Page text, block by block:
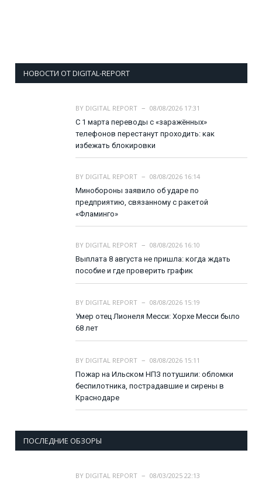
НОВОСТИ ОТ DIGITAL-REPORT
BY DIGITAL REPORT
08/08/2026 17:31
С 1 марта переводы с «заражённых»
телефонов перестанут проходить: как
избежать блокировки
BY DIGITAL REPORT
08/08/2026 16:14
Минобороны заявило об ударе по
предприятию, связанному с ракетой
«Фламинго»
BY DIGITAL REPORT
08/08/2026 16:10
Выплата 8 августа не пришла: когда ждать
пособие и где проверить график
BY DIGITAL REPORT
08/08/2026 15:19
Умер отец Лионеля Месси: Хорхе Месси было
68 лет
BY DIGITAL REPORT
08/08/2026 15:11
Пожар на Ильском НПЗ потушили: обломки
беспилотника, пострадавшие и сирены в
Краснодаре
ПОСЛЕДНИЕ ОБЗОРЫ
BY DIGITAL REPORT
08/03/2025 22:13